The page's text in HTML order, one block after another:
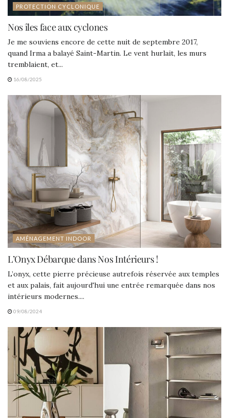
PROTECTION CYCLONIQUE
Nos îles face aux cyclones
Je me souviens encore de cette nuit de septembre 2017,
quand Irma a balayé Saint-Martin. Le vent hurlait, les murs
tremblaient, et...
16/08/2025
AMÉNAGEMENT INDOOR
L’Onyx Débarque dans Nos Intérieurs !
L’onyx, cette pierre précieuse autrefois réservée aux temples
et aux palais, fait aujourd'hui une entrée remarquée dans nos
intérieurs modernes....
09/08/2024